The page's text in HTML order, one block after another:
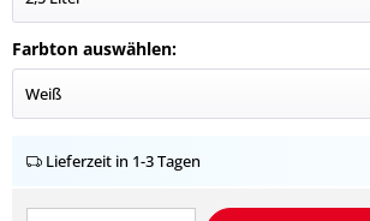
Farbton auswählen:
Lieferzeit in 1-3 Tagen